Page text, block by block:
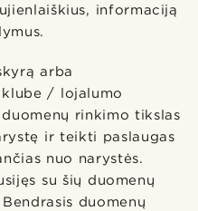
informaciją
arba
/ lojalumo
rinkimo tikslas
ir teikti paslaugas
nuo narystės.
su šių duomenų
duomenų